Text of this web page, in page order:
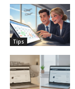
Tips